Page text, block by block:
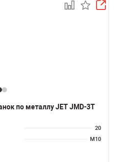
по металлу JET JMD-3T
20
M10